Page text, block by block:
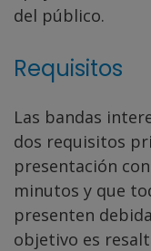
del público.
Requisitos
Las bandas
dos requisitos
presentación
minutos y que
presenten
objetivo es